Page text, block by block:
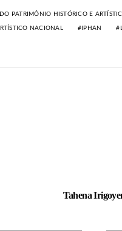
PATRIMÔNIO HISTÓRICO E
NACIONAL IPHAN
Tahena